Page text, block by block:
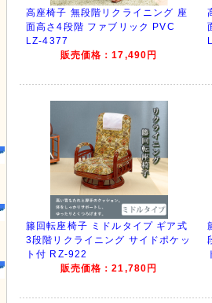
高座椅子 無段階リクライニング 座
面高さ4段階 ファブリック PVC
LZ-4377
販売価格：17,490円
籐回転座椅子 ミドルタイプ ギア式
3段階リクライニング サイドポケッ
ト付 RZ-922
販売価格：21,780円